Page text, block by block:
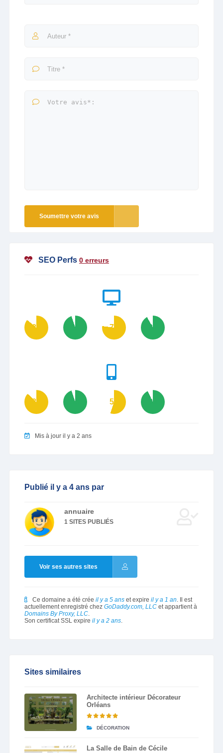
Soumettre votre avis
SEO Perfs 0 erreurs
86 95 77 92
87 95 55 93
Mis à jour il y a 2 ans
Publié il y a 4 ans par
annuaire
1 SITES PUBLIÉS
Voir ses autres sites
Ce domaine a été crée il y a 5 anset expire il y a 1 an. Il est
actuellement enregistré chez GoDaddy.com, LLCet appartient à
Domains By Proxy, LLC.
Son certificat SSL expire il y a 2 ans.
Sites similaires
Architecte intérieur Décorateur
Orléans
DÉCORATION
La Salle de Bain de Cécile